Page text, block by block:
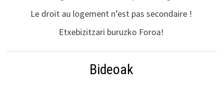
Le droit au logement n’est pas secondaire !
Etxebizitzari buruzko Foroa!
Bideoak